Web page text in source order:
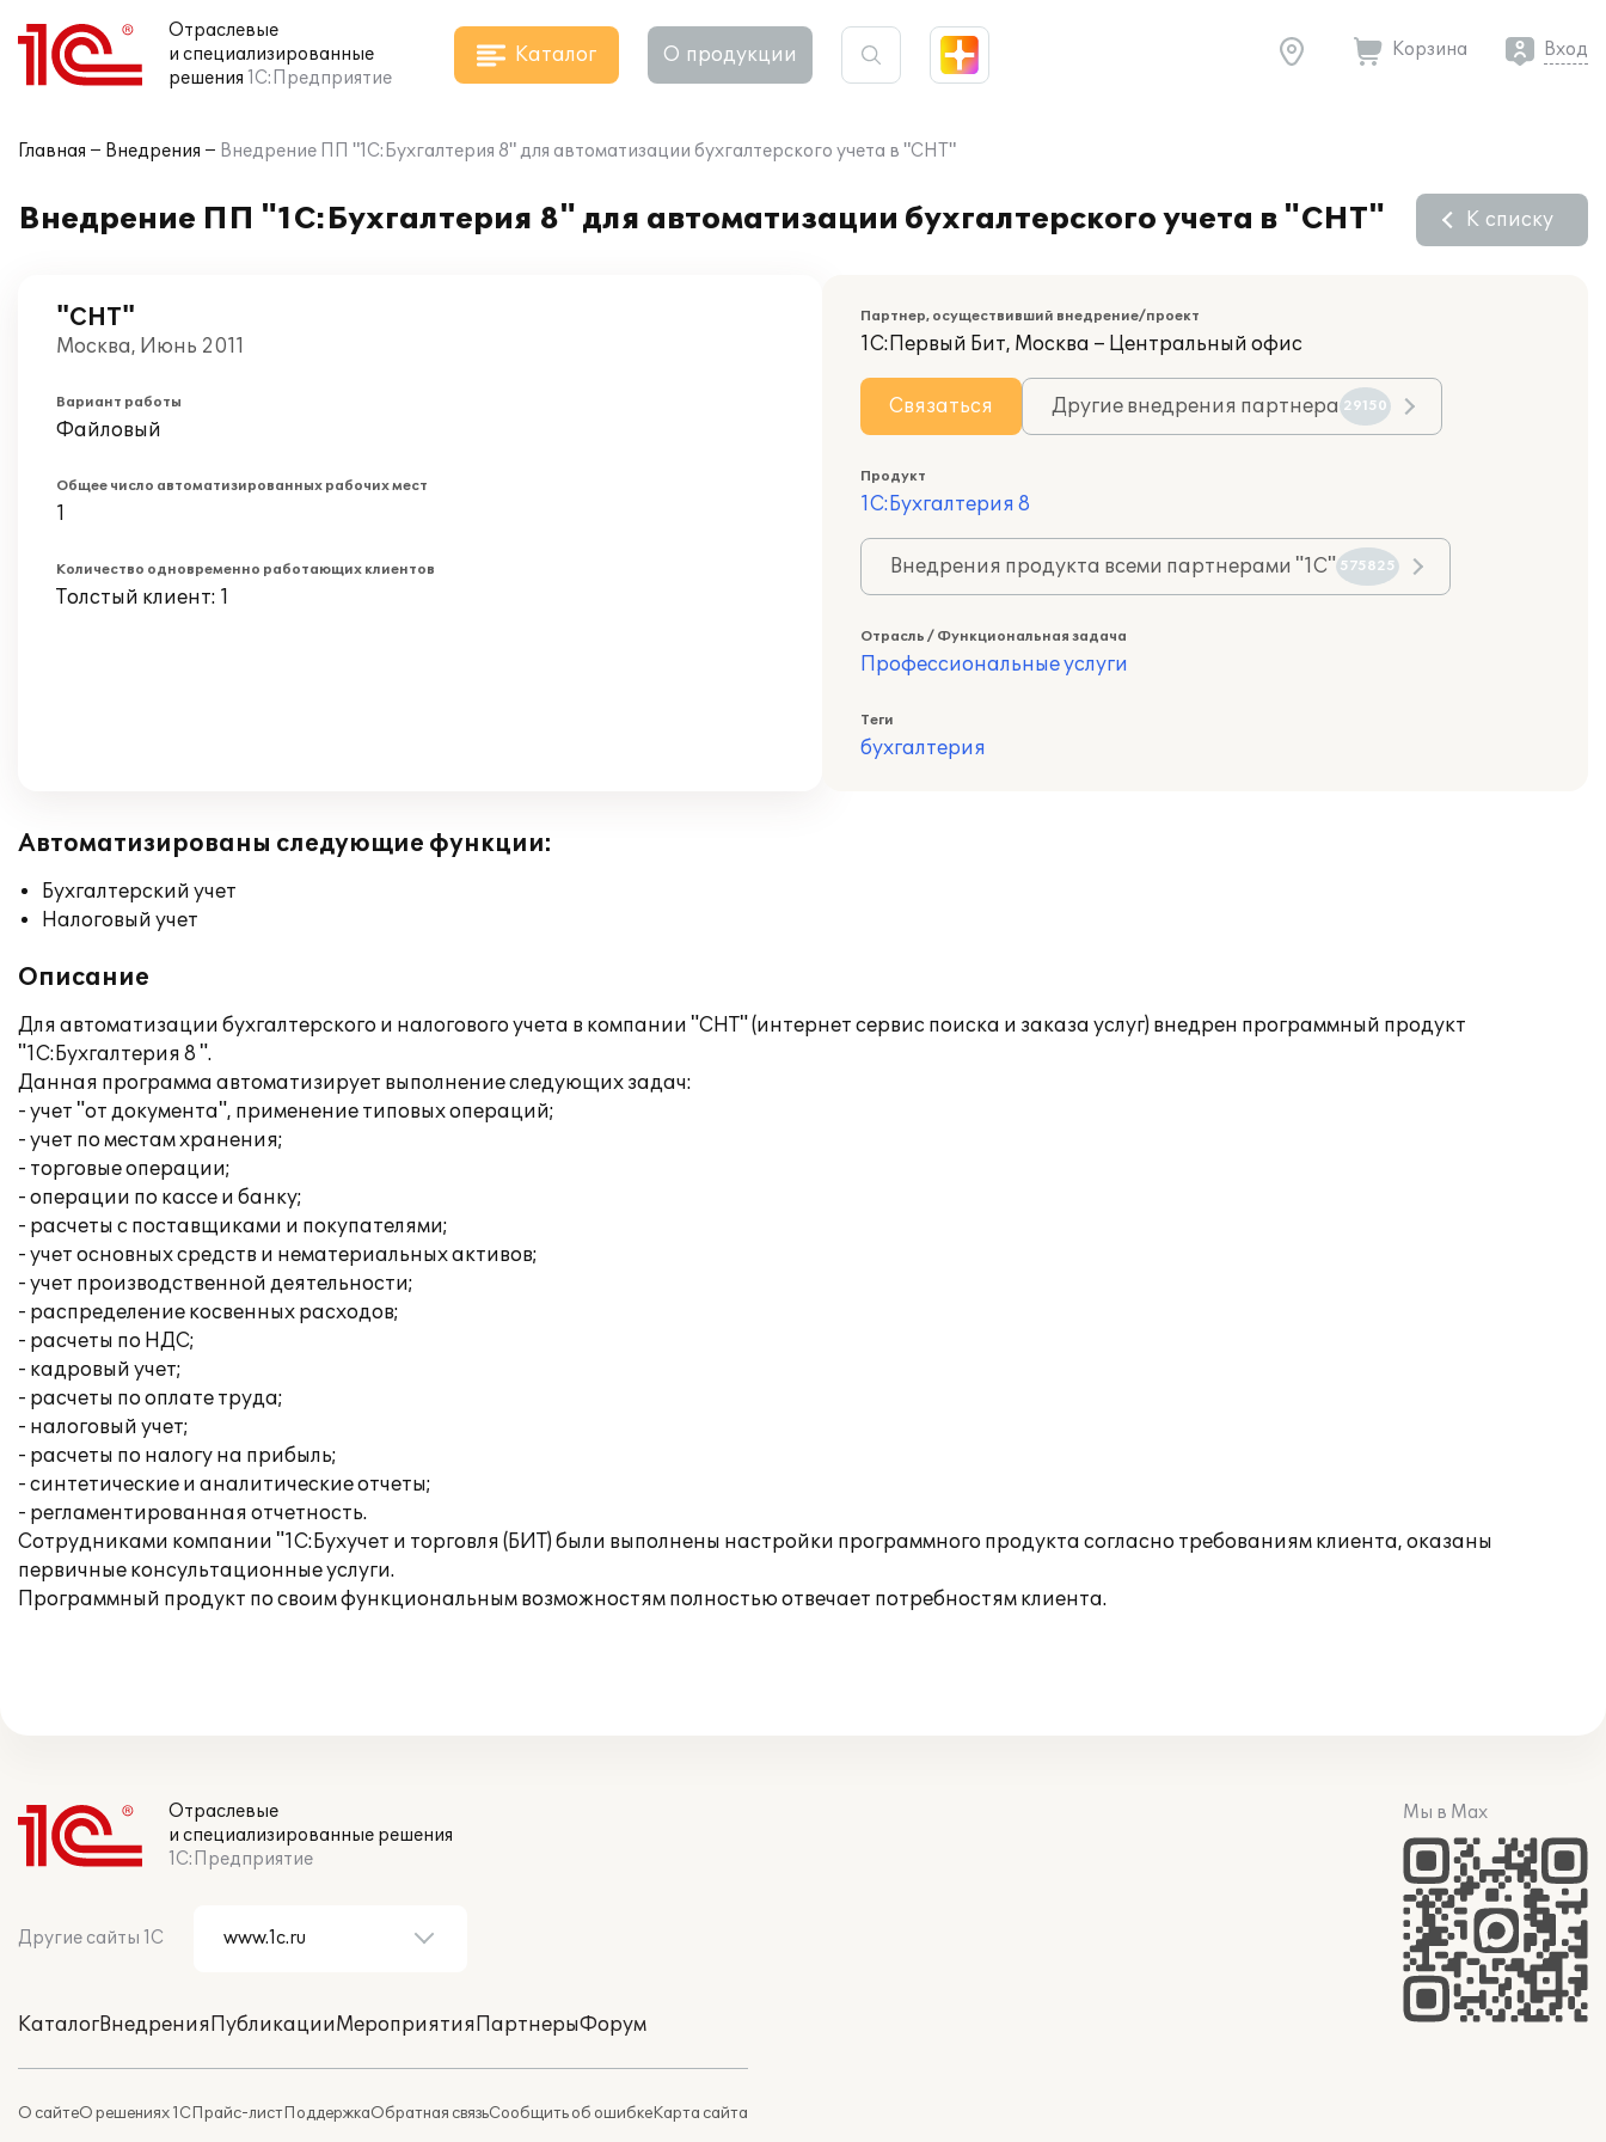
Отраслевые
и специализированные
решения 1С:Предприятие
Каталог О продукции Корзина Вход
Главная Внедрения Внедрение ПП "1С:Бухгалтерия 8" для автоматизации бухгалтерского учета в "СНТ"
Внедрение ПП "1С:Бухгалтерия 8" для автоматизации бухгалтерского учета в "СНТ" К списку
"СНТ"
Москва, Июнь 2011
Вариант работы
Файловый
Общее число автоматизированных рабочих мест
1
Количество одновременно работающих клиентов
Толстый клиент: 1
Партнер, осуществивший внедрение/проект
1С:Первый Бит, Москва – Центральный офис
Связаться Другие внедрения партнера 29150
Продукт
1С:Бухгалтерия 8
Внедрения продукта всеми партнерами "1С" 575825
Отрасль / Функциональная задача
Профессиональные услуги
Теги
бухгалтерия
Автоматизированы следующие функции:
Бухгалтерский учет
Налоговый учет
Описание
Для автоматизации бухгалтерского и налогового учета в компании "СНТ" (интернет сервис поиска и заказа услуг) внедрен программный продукт
"1С:Бухгалтерия 8 ".
Данная программа автоматизирует выполнение следующих задач:
- учет "от документа", применение типовых операций;
- учет по местам хранения;
- торговые операции;
- операции по кассе и банку;
- расчеты с поставщиками и покупателями;
- учет основных средств и нематериальных активов;
- учет производственной деятельности;
- распределение косвенных расходов;
- расчеты по НДС;
- кадровый учет;
- расчеты по оплате труда;
- налоговый учет;
- расчеты по налогу на прибыль;
- синтетические и аналитические отчеты;
- регламентированная отчетность.
Сотрудниками компании "1С:Бухучет и торговля (БИТ) были выполнены настройки программного продукта согласно требованиям клиента, оказаны
первичные консультационные услуги.
Программный продукт по своим функциональным возможностям полностью отвечает потребностям клиента.
Отраслевые
и специализированные решения
1С:Предприятие
Другие сайты 1С
КаталогВнедренияПубликацииМероприятияПартнерыФорум
О сайтеО решениях 1СПрайс-листПоддержкаОбратная связьСообщить об ошибкеКарта сайта
Мы в Max